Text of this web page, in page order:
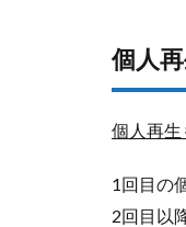
個人
個人再生
1回目の
2回目以